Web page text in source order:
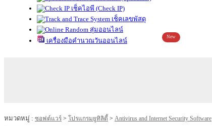
เช็คไอพี (Check IP)
เช็คเลขพัสดุ
สุ่มออนไลน์
เครื่องมือคำนวณวันออนไลน์
New
หมวดหมู่ : ซอฟต์แวร์ > โปรแกรมยูทิลิตี้ > Antivirus and Internet Security Software